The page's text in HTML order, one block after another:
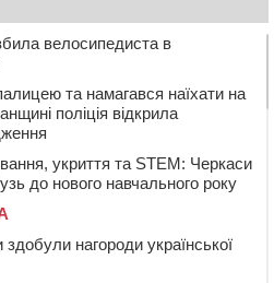
велосипедиста в
та намагався наїхати на
поліція відкрила
укриття та STEM: Черкаси
до нового навчального року
нагороди української